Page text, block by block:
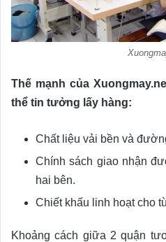
Thế mạnh của
thể tin tưởng lấy hàng:
Chất liệu vải bền và
Chính sách giao nhận
hai bên.
Chiết khấu linh hoạt cho
Khoảng cách giữa 2 quận